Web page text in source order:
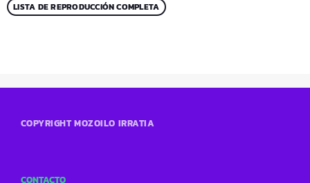
LISTA DE REPRODUCCIÓN COMPLETA
COPYRIGHT MOZOILO IRRATIA
CONTACTO